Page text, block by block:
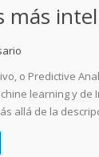
más
o Predictive
learning y
allá de la